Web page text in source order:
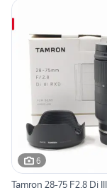
6
Tamron 28-75 F2.8 Di